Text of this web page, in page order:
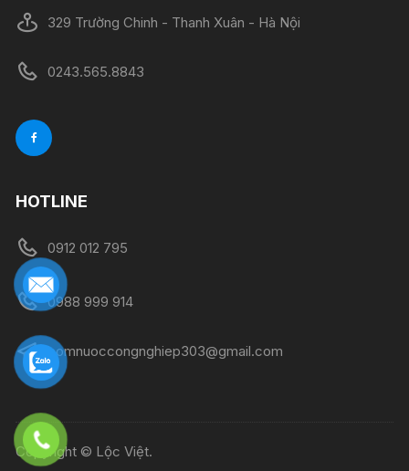
329 Trường Chinh - Thanh Xuân - Hà Nội
0243.565.8843
HOTLINE
0912 012 795
0988 999 914
bomnuoccongnghiep303@gmail.com
Copyright © Lộc Việt.